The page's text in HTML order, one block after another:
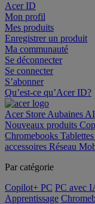
Acer ID
Mon profil
Mes produits
Enregistrer un produit
Ma communauté
Se déconnecter
Se connecter
S’abonner
Qu’est-ce qu’Acer ID?
Acer Store Aubaines AI
Nouveaux produits
Chromebooks Tablettes
accessoires Réseau
Par catégorie
Copilot+ PC PC avec
Apprentissage